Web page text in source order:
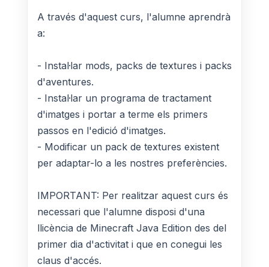
A través d'aquest curs, l'alumne aprendrà
a:
- Instal·lar mods, packs de textures i packs
d'aventures.
- Instal·lar un programa de tractament
d'imatges i portar a terme els primers
passos en l'edició d'imatges.
- Modificar un pack de textures existent
per adaptar-lo a les nostres preferències.
IMPORTANT: Per realitzar aquest curs és
necessari que l'alumne disposi d'una
llicència de Minecraft Java Edition des del
primer dia d'activitat i que en conegui les
claus d'accés.